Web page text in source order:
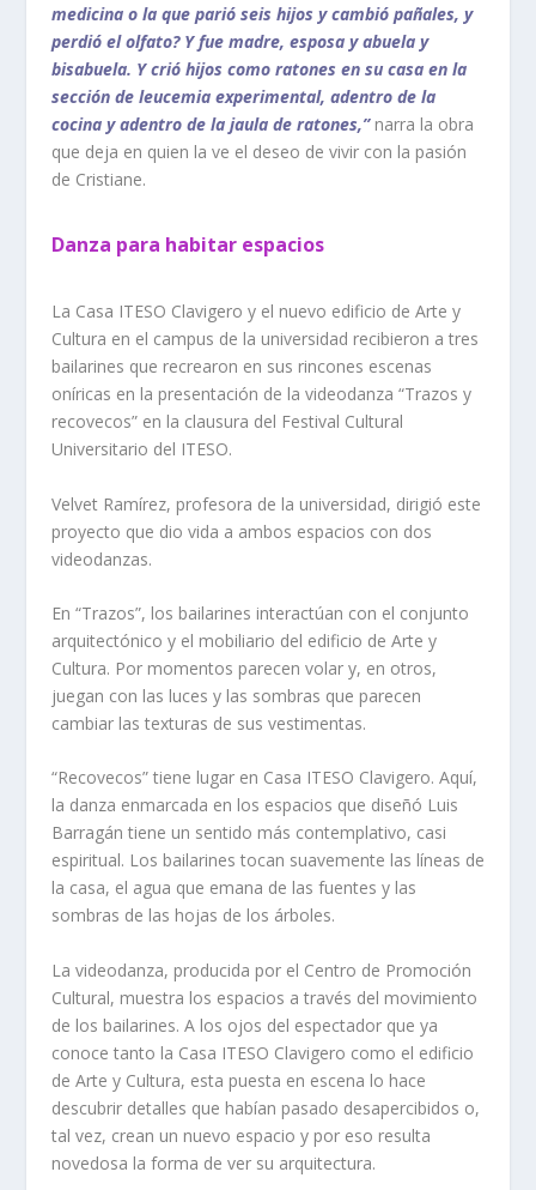
medicina o la que parió seis hijos y cambió pañales, y
perdió el olfato? Y fue madre, esposa y abuela y
bisabuela. Y crió hijos como ratones en su casa en la
sección de leucemia experimental, adentro de la
cocina y adentro de la jaula de ratones,” narra la obra
que deja en quien la ve el deseo de vivir con la pasión
de Cristiane.
Danza para habitar espacios
La Casa ITESO Clavigero y el nuevo edificio de Arte y
Cultura en el campus de la universidad recibieron a tres
bailarines que recrearon en sus rincones escenas
oníricas en la presentación de la videodanza “Trazos y
recovecos” en la clausura del Festival Cultural
Universitario del ITESO.
Velvet Ramírez, profesora de la universidad, dirigió este
proyecto que dio vida a ambos espacios con dos
videodanzas.
En “Trazos”, los bailarines interactúan con el conjunto
arquitectónico y el mobiliario del edificio de Arte y
Cultura. Por momentos parecen volar y, en otros,
juegan con las luces y las sombras que parecen
cambiar las texturas de sus vestimentas.
“Recovecos” tiene lugar en Casa ITESO Clavigero. Aquí,
la danza enmarcada en los espacios que diseñó Luis
Barragán tiene un sentido más contemplativo, casi
espiritual. Los bailarines tocan suavemente las líneas de
la casa, el agua que emana de las fuentes y las
sombras de las hojas de los árboles.
La videodanza, producida por el Centro de Promoción
Cultural, muestra los espacios a través del movimiento
de los bailarines. A los ojos del espectador que ya
conoce tanto la Casa ITESO Clavigero como el edificio
de Arte y Cultura, esta puesta en escena lo hace
descubrir detalles que habían pasado desapercibidos o,
tal vez, crean un nuevo espacio y por eso resulta
novedosa la forma de ver su arquitectura.